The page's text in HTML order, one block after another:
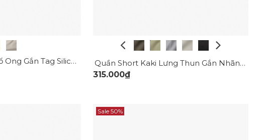
Quần Short Thun Tổ Ong Gắn Tag Silicon Form Regular QS071
Quần Short Kaki Lưng Thun Gắn Nhãn Trang Trí Form Straight QS067
315.000₫
Sale 50%